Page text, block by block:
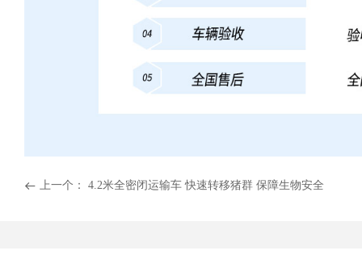
뀷 上一个： 4.2米全密闭运输车 快速转移猪群 保障生物安全